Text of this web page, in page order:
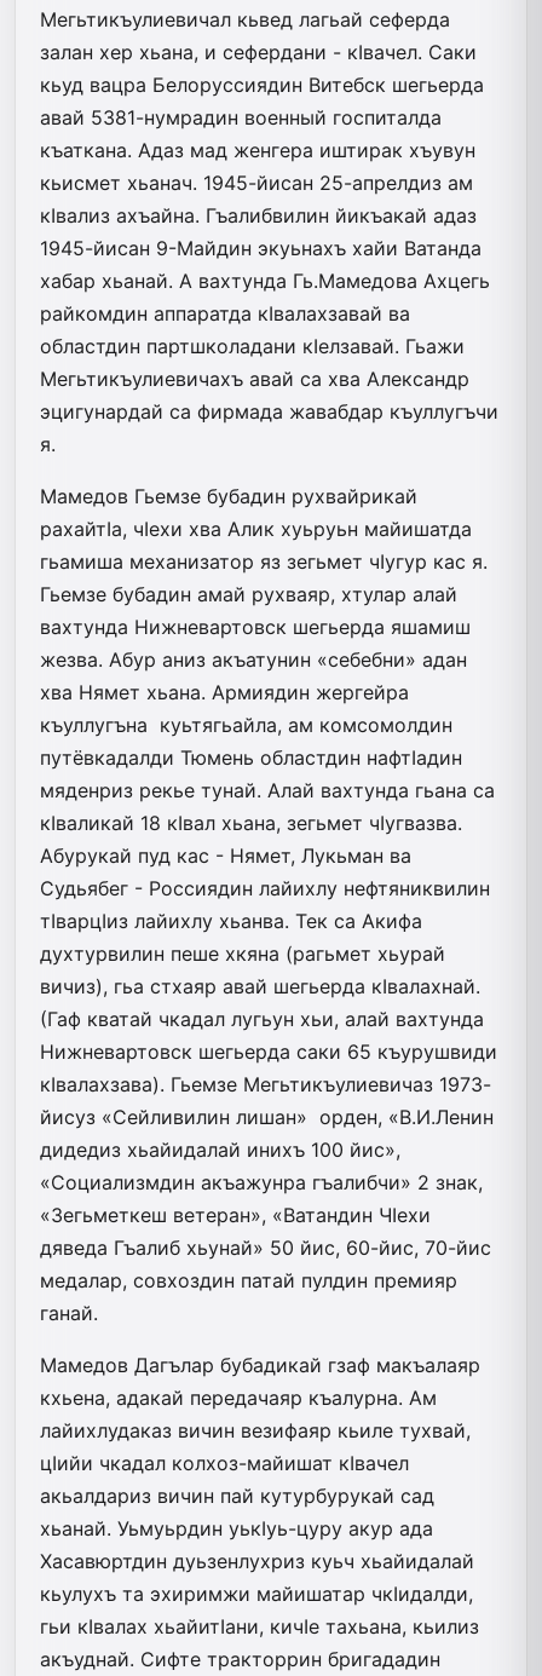
Мегьтикъулиевичал кьвед лагьай сеферда
залан хер хьана, и сефердани - кIвачел. Саки
кьуд вацра Белоруссиядин Витебск шегьерда
авай 5381-нумрадин военный госпиталда
къаткана. Адаз мад женгера иштирак хъувун
кьисмет хьанач. 1945-йисан 25-апрелдиз ам
кIвализ ахъай­на. Гъалибвилин йикъакай адаз
1945-йисан 9-Майдин экуьнахъ хайи Ватанда
хабар хьанай. А вахтунда Гь.Мамедова Ахцегь
райкомдин аппаратда кIвалахзавай ва
областдин партшколадани кIел­завай. Гьажи
Мегьтикъулиевичахъ авай са хва Александр
эцигунардай са фирмада жавабдар къуллугъчи
я.
Мамедов Гьемзе бубадин рухвайрикай
рахайтIа, чIехи хва Алик хуьруьн майишатда
гьамиша механизатор яз зегьмет чIугур кас я.
Гьемзе бубадин амай рухваяр, хтулар алай
вахтунда Нижневартовск шегьерда яшамиш
жезва. Абур аниз акъатунин «себебни» адан
хва Нямет хьана. Армиядин жергейра
къуллугъна куьтягьайла, ам комсомолдин
путёвкадалди Тюмень областдин нафтIадин
мяденриз рекье тунай. Алай вахтунда гьана са
кIваликай 18 кIвал хьана, зегьмет чIугвазва.
Абурукай пуд кас - Нямет, Лукьман ва
Судьябег - Россиядин лайихлу нефтяниквилин
тIварцIиз лайихлу хьанва. Тек са Акифа
духтурвилин пеше хкяна (рагьмет хьурай
вичиз), гьа стхаяр авай шегьерда кIвалахнай.
(Гаф кватай чкадал лугьун хьи, алай вахтунда
Нижневартовск шегьерда саки 65 къурушвиди
кIвалахзава). Гьемзе Мегьтикъулиевичаз 1973-
йисуз «Сейливилин лишан» орден, «В.И.Ленин
дидедиз хьайидалай инихъ 100 йис»,
«Социализмдин акъажунра гъалибчи» 2 знак,
«Зегьметкеш ветеран», «Ватандин ЧIехи
дяведа Гъалиб хьунай» 50 йис, 60-йис, 70-йис
медалар, совхоздин патай пулдин премияр
ганай.
Мамедов Дагълар бубадикай гзаф макъалаяр
кхьена, адакай передачаяр къалурна. Ам
лайихлу­даказ вичин везифаяр кьиле тухвай,
цIийи чкадал колхоз-майишат кIвачел
акьалдариз вичин пай кутурбурукай сад
хьанай. Уьмуьрдин уькIуь-цуру акур ада
Хасавюртдин дуьзенлухриз куьч хьайидалай
кьулухъ та эхиримжи майишатар чкIидалди,
гьи кIвалах хьайитIани, кичIе тахьана, кьилиз
акъуднай. Сифте тракторрин бригададин